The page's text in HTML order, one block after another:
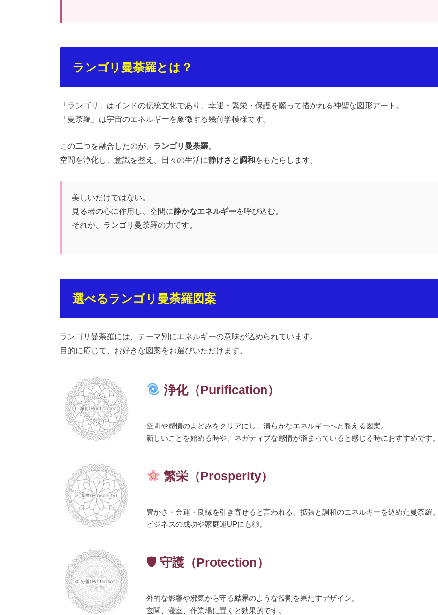
ランゴリ曼荼羅とは？
「ランゴリ」はインドの伝統文化であり、幸運・繁栄・保護を願って描かれる神聖な図形アート。
「曼荼羅」は宇宙のエネルギーを象徴する幾何学模様です。
この二つを融合したのが、 ランゴリ曼荼羅。
空間を浄化し、意識を整え、日々の生活に静けさ と調和をもたらします。
美しいだけではない。
見る者の心に作用し、空間に静かなエネルギーを呼び込む。
それが、ランゴリ曼荼羅の力です。
選べるランゴリ曼荼羅図案
ランゴリ曼荼羅には、テーマ別にエネルギーの意味が込められています。
目的に応じて、お好きな図案をお選びいただけます。
浄化（Purification）
空間や感情のよどみをクリアにし、清らかなエネルギーへと整える図案。
新しいことを始める時や、ネガティブな感情が溜まっていると感じる時におすすめです
繁栄（Prosperity）
豊かさ・金運・良縁を引き寄せると言われる、拡張と調和のエネルギーを込めた曼荼羅
ビジネスの成功や家庭運UPにも◎。
🛡 守護（Protection）
外的な影響や邪気から守る結界のような役割を果たすデザイン。
玄関、寝室、作業場に置くと効果的です。